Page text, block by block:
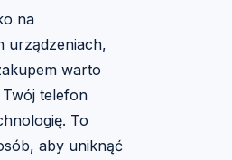
na
urządzeniach,
warto
telefon
To
aby uniknąć